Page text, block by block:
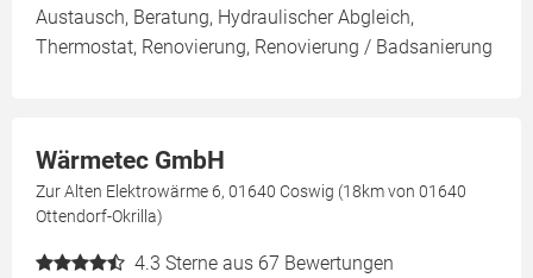
Austausch, Beratung, Hydraulischer Abgleich,
Thermostat, Renovierung, Renovierung / Badsanierung
Wärmetec GmbH
Zur Alten Elektrowärme 6, 01640 Coswig (18km von 01640
Ottendorf-Okrilla)
4.3 Sterne aus 67 Bewertungen